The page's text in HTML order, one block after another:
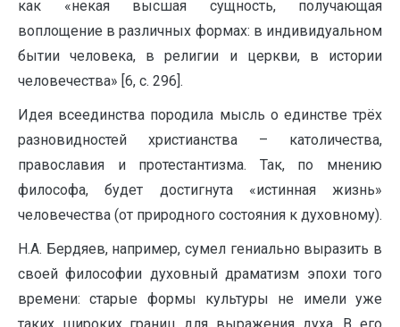
как «некая высшая сущность, получающая
воплощение в различных формах: в индивидуальном
бытии человека, в религии и церкви, в истории
человечества» [6, с. 296].
Идея всеединства породила мысль о единстве трёх
разновидностей христианства – католичества,
православия и протестантизма. Так, по мнению
философа, будет достигнута «истинная жизнь»
человечества (от природного состояния к духовному).
Н.А. Бердяев, например, сумел гениально выразить в
своей философии духовный драматизм эпохи того
времени: старые формы культуры не имели уже